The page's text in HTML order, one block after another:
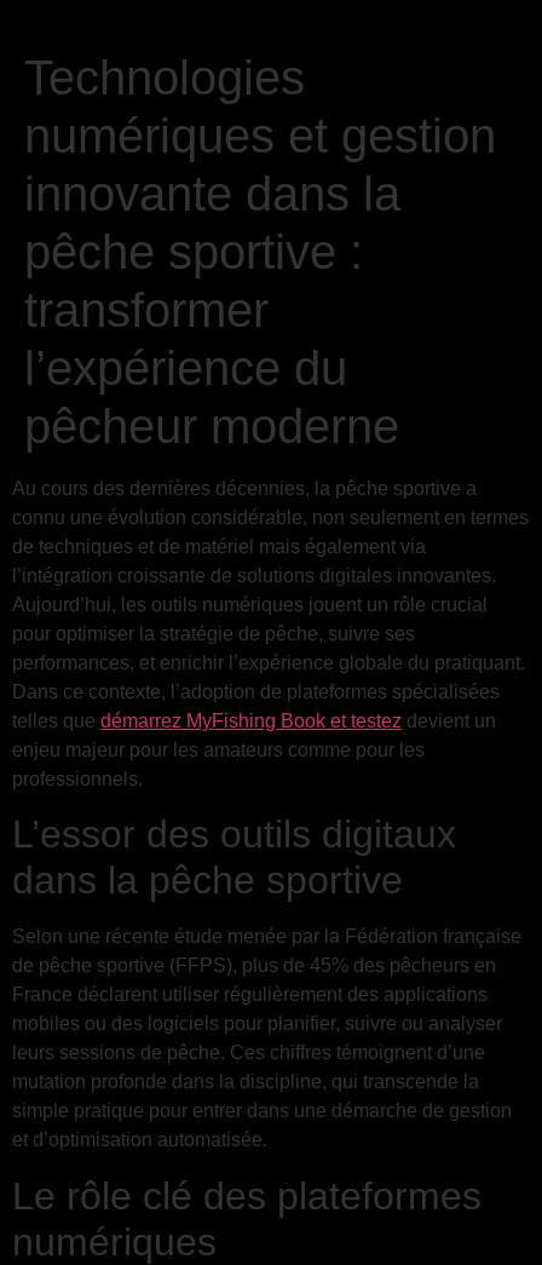
Technologies
numériques et gestion
innovante dans la
pêche sportive :
transformer
l’expérience du
pêcheur moderne
Au cours des dernières décennies, la pêche sportive a
connu une évolution considérable, non seulement en termes
de techniques et de matériel mais également via
l’intégration croissante de solutions digitales innovantes.
Aujourd’hui, les outils numériques jouent un rôle crucial
pour optimiser la stratégie de pêche, suivre ses
performances, et enrichir l’expérience globale du pratiquant.
Dans ce contexte, l’adoption de plateformes spécialisées
telles que démarrez MyFishing Book et testez devient un
enjeu majeur pour les amateurs comme pour les
professionnels.
L’essor des outils digitaux
dans la pêche sportive
Selon une récente étude menée par la Fédération française
de pêche sportive (FFPS), plus de 45% des pêcheurs en
France déclarent utiliser régulièrement des applications
mobiles ou des logiciels pour planifier, suivre ou analyser
leurs sessions de pêche. Ces chiffres témoignent d’une
mutation profonde dans la discipline, qui transcende la
simple pratique pour entrer dans une démarche de gestion
et d’optimisation automatisée.
Le rôle clé des plateformes
numériques